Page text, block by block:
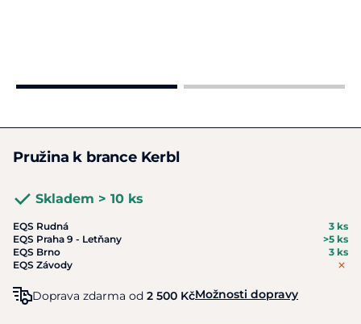
Pružina k brance Kerbl
Skladem > 10 ks
EQS Rudná
3 ks
EQS Praha 9 - Letňany
>5 ks
EQS Brno
3 ks
EQS Závody
Doprava zdarma od 2 500 KčMožnosti dopravy